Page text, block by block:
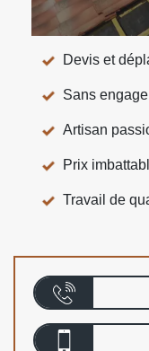
Devis et
Sans
Artisan
Prix
Travail de